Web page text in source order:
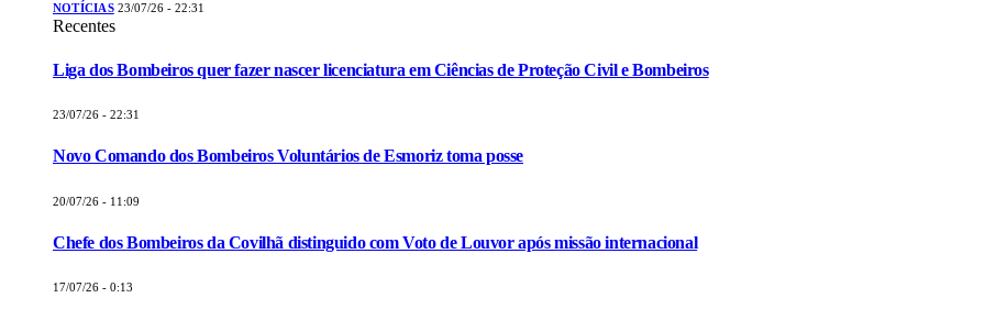
NOTÍCIAS 23/07/26 - 22:31
Recentes
Liga dos Bombeiros quer fazer nascer licenciatura em Ciências de Proteção Civil e Bombeiros
23/07/26 - 22:31
Novo Comando dos Bombeiros Voluntários de Esmoriz toma posse
20/07/26 - 11:09
Chefe dos Bombeiros da Covilhã distinguido com Voto de Louvor após missão internacional
17/07/26 - 0:13